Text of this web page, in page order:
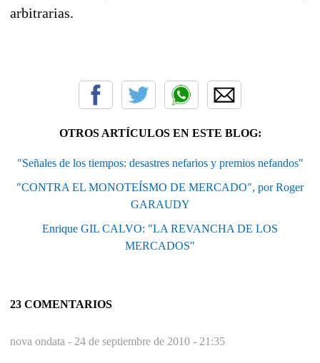
arbitrarias.
OTROS ARTÍCULOS EN ESTE BLOG:
"Señales de los tiempos: desastres nefarios y premios nefandos"
"CONTRA EL MONOTEÍSMO DE MERCADO", por Roger
GARAUDY
Enrique GIL CALVO: "LA REVANCHA DE LOS
MERCADOS"
23 COMENTARIOS
nova ondata - 24 de septiembre de 2010 - 21:35